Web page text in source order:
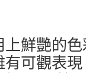
鮮艷的
可觀表